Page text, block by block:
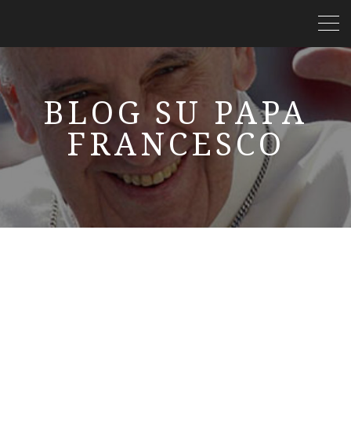
BLOG SU PAPA
FRANCESCO